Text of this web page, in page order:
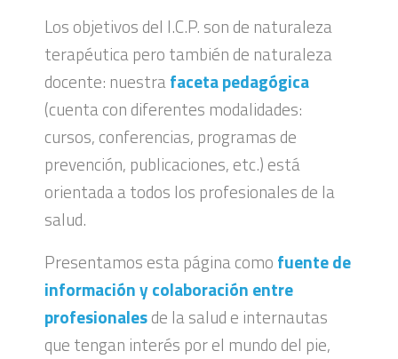
Los objetivos del I.C.P. son de naturaleza
terapéutica pero también de naturaleza
docente: nuestrafaceta pedagógica
(cuenta con diferentes modalidades:
cursos, conferencias, programas de
prevención, publicaciones, etc.) está
orientada a todos los profesionales de la
salud.
Presentamos esta página como fuente de
información y colaboración entre
profesionalesde la salud e internautas
que tengan interés por el mundo del pie,